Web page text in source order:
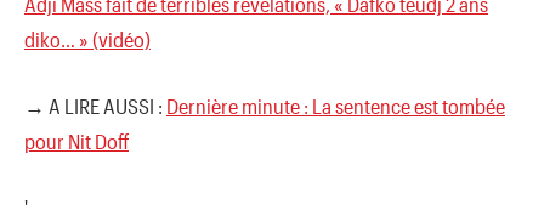
diko… » (vidéo)
→ A LIRE AUSSI : Dernière minute : La sentence est tombée
pour Nit Doff
'